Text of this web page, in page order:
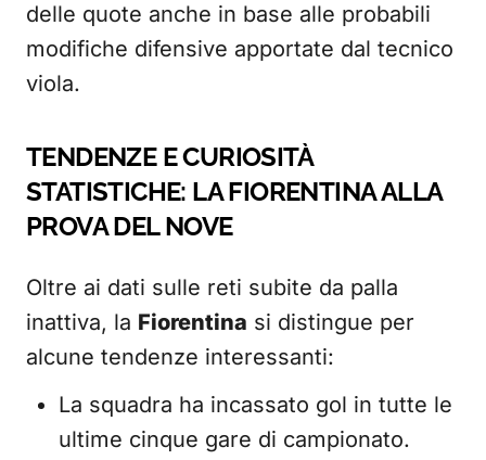
delle quote anche in base alle probabili
modifiche difensive apportate dal tecnico
viola.
TENDENZE E CURIOSITÀ
STATISTICHE: LA FIORENTINA ALLA
PROVA DEL NOVE
Oltre ai dati sulle reti subite da palla
inattiva, la Fiorentina si distingue per
alcune tendenze interessanti:
La squadra ha incassato gol in tutte le
ultime cinque gare di campionato.